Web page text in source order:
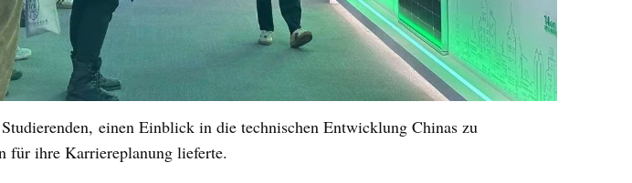
einen Einblick in die technischen Entwicklung Chinas zu
für ihre Karriereplanung lieferte.